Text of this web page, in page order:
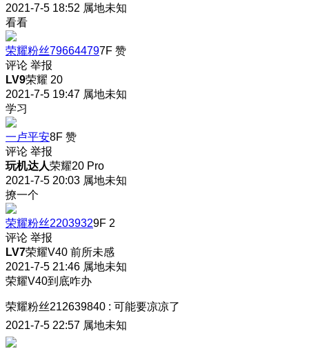
2021-7-5 18:52 属地未知
看看
荣耀粉丝796644797F 赞
评论 举报
LV9荣耀 20
2021-7-5 19:47 属地未知
学习
一卢平安8F 赞
评论 举报
玩机达人荣耀20 Pro
2021-7-5 20:03 属地未知
撩一个
荣耀粉丝22039329F 2
评论 举报
LV7荣耀V40 前所未感
2021-7-5 21:46 属地未知
荣耀V40到底咋办
荣耀粉丝212639840 : 可能要凉凉了
2021-7-5 22:57 属地未知